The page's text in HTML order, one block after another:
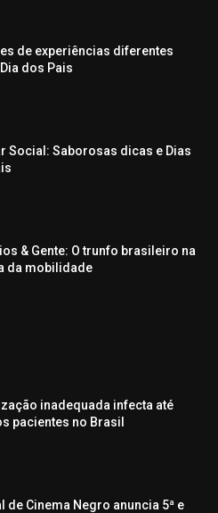
de experiências diferentes
dos Pais
Social: Saborosas dicas e Dias
& Gente: O trunfo brasileiro na
da mobilidade
inadequada infecta até
pacientes no Brasil
de Cinema Negro anuncia 5ª e